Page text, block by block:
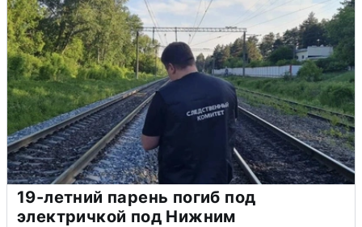
19-летний парень погиб под
электричкой под Нижним